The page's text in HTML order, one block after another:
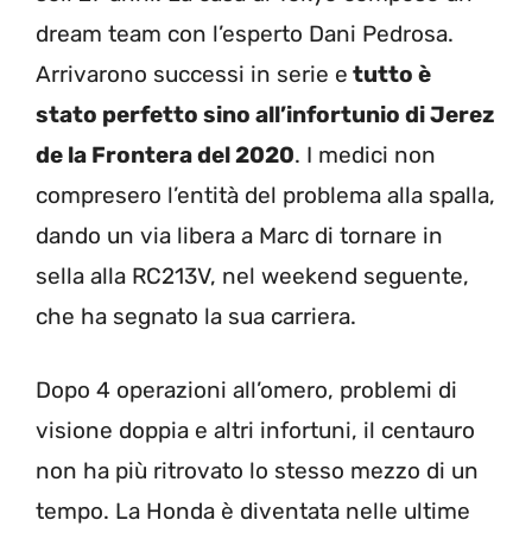
dream team con l’esperto Dani Pedrosa.
Arrivarono successi in serie e tutto è
stato perfetto sino all’infortunio di Jerez
de la Frontera del 2020. I medici non
compresero l’entità del problema alla spalla,
dando un via libera a Marc di tornare in
sella alla RC213V, nel weekend seguente,
che ha segnato la sua carriera.
Dopo 4 operazioni all’omero, problemi di
visione doppia e altri infortuni, il centauro
non ha più ritrovato lo stesso mezzo di un
tempo. La Honda è diventata nelle ultime